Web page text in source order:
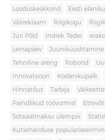
Looduskeskkond Eesti
Välireklaam Riigikogu
Jüri Põld Indrek Teder
Leinapäev Juuniküüditamine
Tehniline areng Robotid
Innovatsioon Kodanikupalk
Hinnatõus Tarbija
Paindlikud töövormid
Sotsiaalmaksu ülempiir
Kutsehariduse